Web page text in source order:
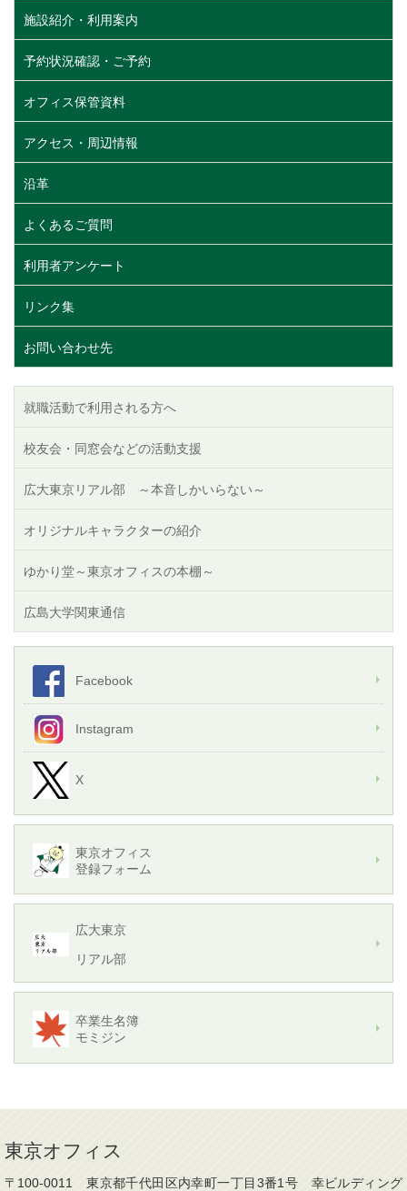
施設紹介・利用案内
予約状況確認・ご予約
オフィス保管資料
アクセス・周辺情報
沿革
よくあるご質問
利用者アンケート
リンク集
お問い合わせ先
就職活動で利用される方へ
校友会・同窓会などの活動支援
広大東京リアル部 ～本音しかいらない～
オリジナルキャラクターの紹介
ゆかり堂～東京オフィスの本棚～
広島大学関東通信
Facebook
Instagram
X
東京オフィス
登録フォーム
広大東京
リアル部
卒業生名簿
モミジン
東京オフィス
〒100-0011 東京都千代田区内幸町一丁目3番1号 幸ビルディング